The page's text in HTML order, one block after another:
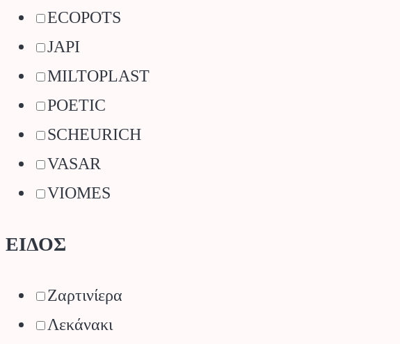
ECOPOTS
JAPI
MILTOPLAST
POETIC
SCHEURICH
VASAR
VIOMES
ΕΙΔΟΣ
Ζαρτινίερα
Λεκάνακι